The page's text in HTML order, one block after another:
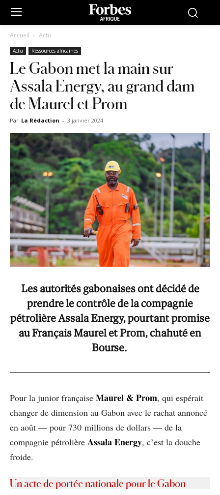
Accueil Actu
Actu Ressources africaines
Le Gabon met la main sur
Assala Energy, au grand dam
de Maurel et Prom
Par La Rédaction - 3 janvier 2024
Les autorités gabonaises ont décidé de
prendre le contrôle de la compagnie
pétrolière Assala Energy, pourtant promise
au Français Maurel et Prom, chahuté en
Bourse.
Pour la junior française Maurel & Prom, qui espérait
changer de dimension au Gabon avec le rachat annoncé
en août — pour 730 millions de dollars — de la
compagnie pétrolière Assala Energy, c’est la douche
froide.
Un acte de portée nationale pour le Gabon